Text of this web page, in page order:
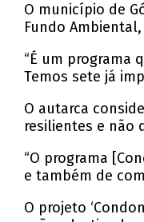
O município de
Fundo
“É um programa
Temos sete já
O autarca
resilientes e não
“O programa
e também de
O projeto